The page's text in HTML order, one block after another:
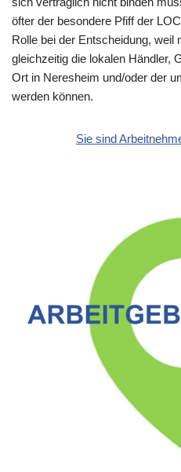
öfter der besondere Pfiff der
Rolle bei der Entscheidung, weil
gleichzeitig die lokalen Händler,
Ort in Neresheim und/oder der
werden können.
Sie sind